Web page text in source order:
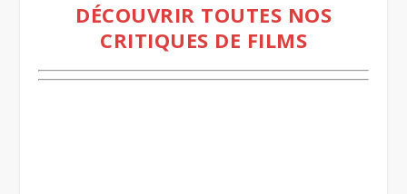
DÉCOUVRIR TOUTES NOS
CRITIQUES DE FILMS